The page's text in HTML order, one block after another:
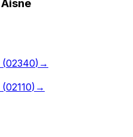
Aisne
(02340) →
(02110) →